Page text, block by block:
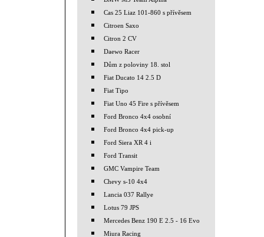
Cas 25 Liaz 101-860 s přívěsem
Citroen Saxo
Citron 2 CV
Daewo Racer
Dům z poloviny 18. stol
Fiat Ducato 14 2.5 D
Fiat Tipo
Fiat Uno 45 Fire s přívěsem
Ford Bronco 4x4 osobní
Ford Bronco 4x4 pick-up
Ford Siera XR 4 i
Ford Transit
GMC Vampire Team
Chevy s-10 4x4
Lancia 037 Rallye
Lotus 79 JPS
Mercedes Benz 190 E 2.5 - 16 Evo
Miura Racing